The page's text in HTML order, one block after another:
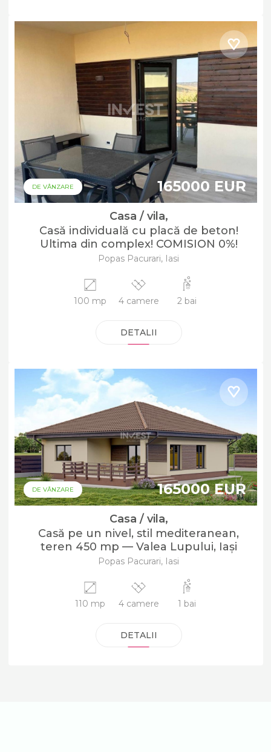
DE VÂNZARE 165000 EUR
Casa / vila,
Casă individuală cu placă de beton!
Ultima din complex! COMISION 0%!
Popas Pacurari, Iasi
100 mp 4 camere 2 bai
DETALII
DE VÂNZARE 165000 EUR
Casa / vila,
Casă pe un nivel, stil mediteranean,
teren 450 mp — Valea Lupului, Iași
Popas Pacurari, Iasi
110 mp 4 camere 1 bai
DETALII